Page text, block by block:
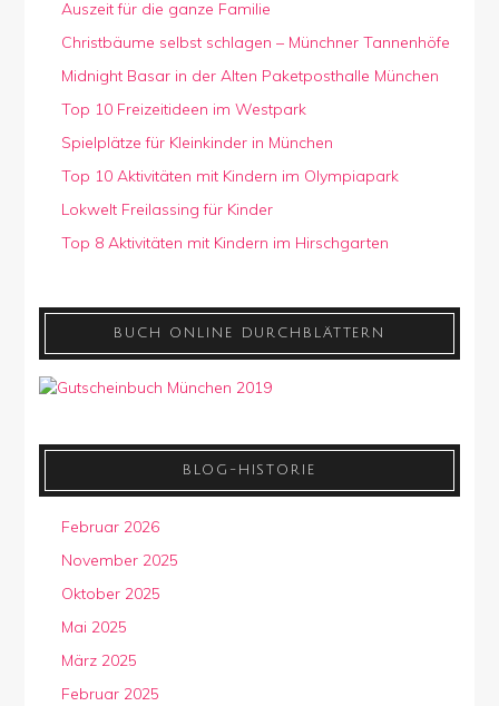
Auszeit für die ganze Familie
Christbäume selbst schlagen – Münchner Tannenhöfe
Midnight Basar in der Alten Paketposthalle München
Top 10 Freizeitideen im Westpark
Spielplätze für Kleinkinder in München
Top 10 Aktivitäten mit Kindern im Olympiapark
Lokwelt Freilassing für Kinder
Top 8 Aktivitäten mit Kindern im Hirschgarten
BUCH ONLINE DURCHBLÄTTERN
BLOG-HISTORIE
Februar 2026
November 2025
Oktober 2025
Mai 2025
März 2025
Februar 2025